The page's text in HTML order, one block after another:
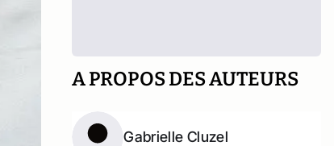
A PROPOS DES AUTEURS
Gabrielle Cluzel